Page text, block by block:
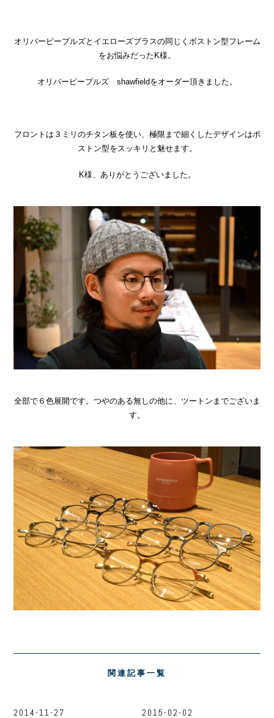
オリバーピープルズとイエローズプラスの同じくボストン型フレーム
をお悩みだったK様。
オリバーピープルズ shawfieldをオーダー頂きました。
フロントは３ミリのチタン板を使い、極限まで細くしたデザインはボ
ストン型をスッキリと魅せます。
K様、ありがとうございました。
全部で６色展開です。つやのある無しの他に、ツートンまでございま
す。
関連記事一覧
2014-11-27 2015-02-02